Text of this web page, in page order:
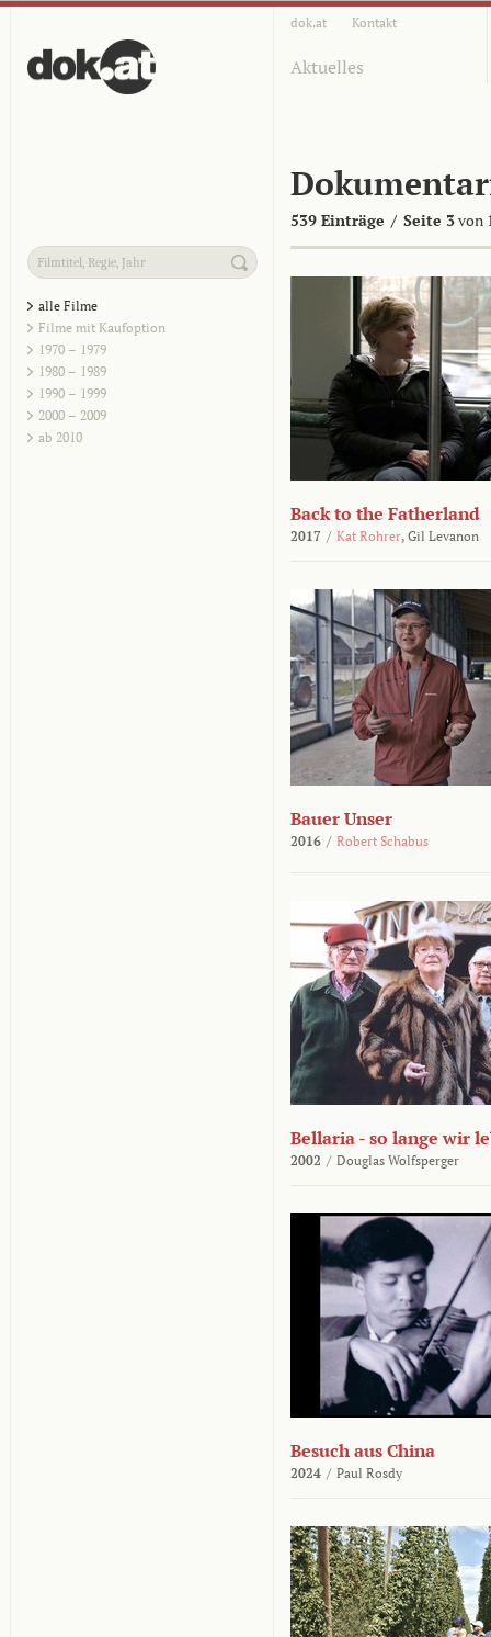
dok.at Kontakt
Aktuelles
539 Einträge / Seite 3von
alle Filme
Filme mit Kaufoption
1970 – 1979
1980 – 1989
1990 – 1999
2000 – 2009
ab 2010
Back to the Fatherland
2017 / Kat Rohrer, Gil Levanon
Bauer Unser
2016 / Robert Schabus
Bellaria - so lange wir
2002 / Douglas Wolfsperger
Besuch aus China
2024 / Paul Rosdy